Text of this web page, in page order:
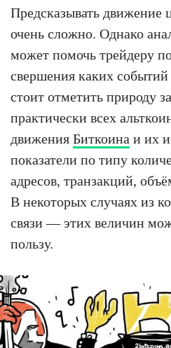
Предсказывать движение
очень сложно. Однако
может помочь трейдеру
свершения каких
стоит отметить природу
практически всех
движения Биткоина и их
показатели по типу
адресов, транзакций,
В некоторых случаях из
связи — этих величин
пользу.